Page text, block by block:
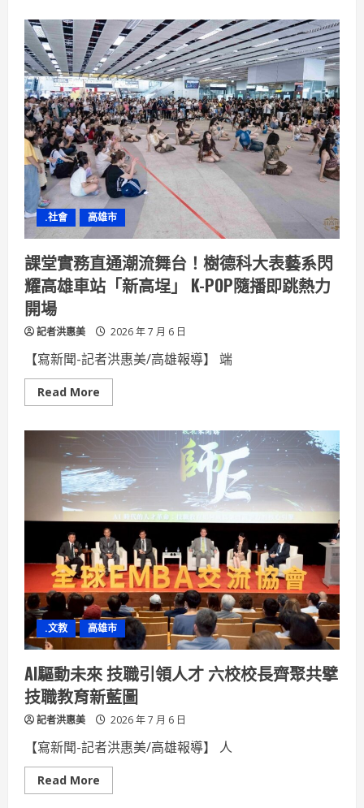
足
情
深！
弟
酒
駕
遭
罰，
姊
掏
腰
包
代
償
36
萬
罰
單
.社會 高雄市
課堂實務直通潮流舞台！樹德科大表藝系閃
耀高雄車站「新高埕」 K-POP隨播即跳熱力
開場
記者洪惠美 2026 年 7 月 6 日
【寫新聞-記者洪惠美/高雄報導】 端
Read More
more
堂
實
直
通
潮
流
舞
台！
樹
德
科
大
表
藝
系
閃
耀
高
雄
車
站
「新
高
埕」
K-
隨
播
即
.文教 高雄市
AI驅動未來 技職引領人才 六校校長齊聚共擘
技職教育新藍圖
記者洪惠美 2026 年 7 月 6 日
【寫新聞-記者洪惠美/高雄報導】 人
Read More
more